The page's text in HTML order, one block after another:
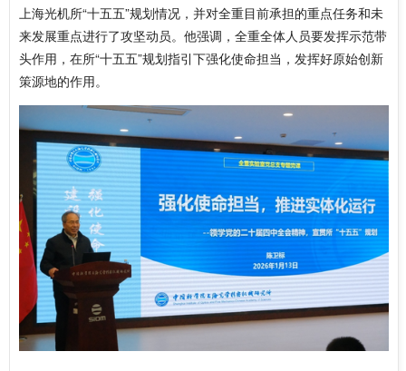
上海光机所“十五五”规划情况，并对全重目前承担的重点任务和未
来发展重点进行了攻坚动员。他强调，全重全体人员要发挥示范带
头作用，在所“十五五”规划指引下强化使命担当，发挥好原始创新
策源地的作用。